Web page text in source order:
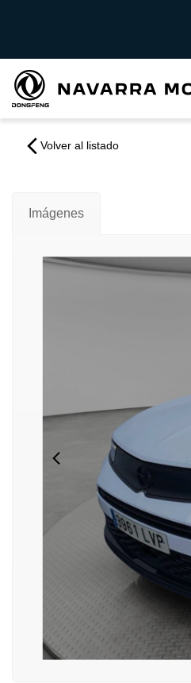
Volver al listado
Imágenes